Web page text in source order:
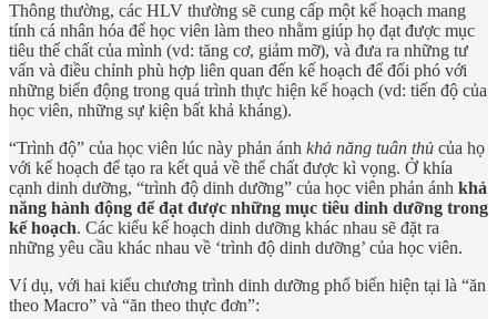
Thông thường, các HLV thường sẽ cung cấp một kế hoạch mang
tính cá nhân hóa để học viên làm theo nhằm giúp họ đạt được mục
tiêu thể chất của mình (vd: tăng cơ, giảm mỡ), và đưa ra những tư
vấn và điều chỉnh phù hợp liên quan đến kế hoạch để đối phó với
những biến động trong quá trình thực hiện kế hoạch (vd: tiến độ của
học viên, những sự kiện bất khả kháng).
“Trình độ” của học viên lúc này phản ánh khả năng tuân thủ của họ
với kế hoạch để tạo ra kết quả về thể chất được kì vọng. Ở khía
cạnh dinh dưỡng, “trình độ dinh dưỡng” của học viên phản ánh khả
năng hành động để đạt được những mục tiêu dinh dưỡng trong
kế hoạch. Các kiểu kế hoạch dinh dưỡng khác nhau sẽ đặt ra
những yêu cầu khác nhau về ‘trình độ dinh dưỡng’ của học viên.
Ví dụ, với hai kiểu chương trình dinh dưỡng phổ biến hiện tại là “ăn
theo Macro” và “ăn theo thực đơn”: